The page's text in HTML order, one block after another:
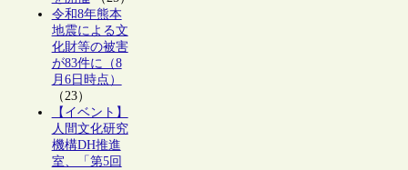
令和8年熊本
地震による文
化財等の被害
が83件に（8
月6日時点）
（23）
【イベント】
人間文化研究
機構DH推進
室、「第5回